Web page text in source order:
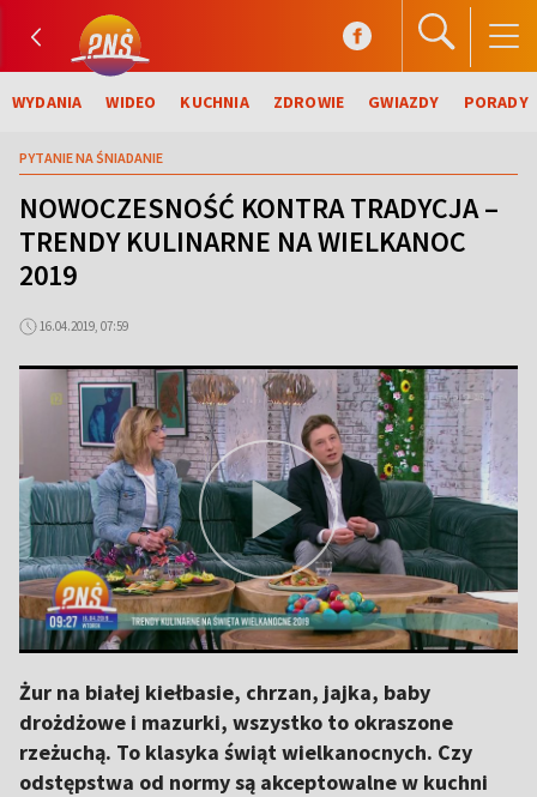
WYDANIA WIDEO KUCHNIA ZDROWIE GWIAZDY PORADY
PYTANIE NA ŚNIADANIE
NOWOCZESNOŚĆ KONTRA TRADYCJA –
TRENDY KULINARNE NA WIELKANOC
2019
16.04.2019, 07:59
Żur na białej kiełbasie, chrzan, jajka, baby
drożdżowe i mazurki, wszystko to okraszone
rzeżuchą. To klasyka świąt wielkanocnych. Czy
odstępstwa od normy są akceptowalne w kuchni